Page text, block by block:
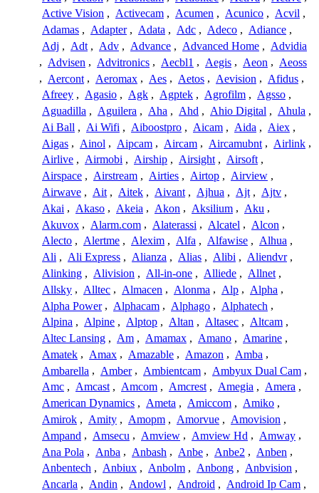
Active Vision , Activecam , Acumen , Acunico , Acvil ,
Adamas , Adapter , Adata , Adc , Adeco , Adiance ,
Adj , Adt , Adv , Advance , Advanced Home , Advidia
, Advisen , Advitronics , Aecbl1 , Aegis , Aeon , Aeoss
, Aercont , Aeromax , Aes , Aetos , Aevision , Afidus ,
Afreey , Agasio , Agk , Agptek , Agrofilm , Agsso ,
Aguadilla , Aguilera , Aha , Ahd , Ahio Digital , Ahula ,
Ai Ball , Ai Wifi , Aiboostpro , Aicam , Aida , Aiex ,
Aigas , Ainol , Aipcam , Aircam , Aircamubnt , Airlink ,
Airlive , Airmobi , Airship , Airsight , Airsoft ,
Airspace , Airstream , Airties , Airtop , Airview ,
Airwave , Ait , Aitek , Aivant , Ajhua , Ajt , Ajtv ,
Akai , Akaso , Akeia , Akon , Aksilium , Aku ,
Akuvox , Alarm.com , Alaterassi , Alcatel , Alcon ,
Alecto , Alertme , Alexim , Alfa , Alfawise , Alhua ,
Ali , Ali Express , Alianza , Alias , Alibi , Aliendvr ,
Alinking , Alivision , All-in-one , Alliede , Allnet ,
Allsky , Alltec , Almacen , Alonma , Alp , Alpha ,
Alpha Power , Alphacam , Alphago , Alphatech ,
Alpina , Alpine , Alptop , Altan , Altasec , Altcam ,
Altec Lansing , Am , Amamax , Amano , Amarine ,
Amatek , Amax , Amazable , Amazon , Amba ,
Ambarella , Amber , Ambientcam , Ambyux Dual Cam ,
Amc , Amcast , Amcom , Amcrest , Amegia , Amera ,
American Dynamics , Ameta , Amiccom , Amiko ,
Amirok , Amity , Amopm , Amorvue , Amovision ,
Ampand , Amsecu , Amview , Amview Hd , Amway ,
Ana Pola , Anba , Anbash , Anbe , Anbe2 , Anben ,
Anbentech , Anbiux , Anbolm , Anbong , Anbvision ,
Ancarla , Andin , Andowl , Android , Android Ip Cam ,